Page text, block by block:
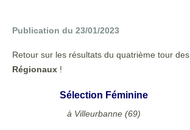
Publication du 23/01/2023
Retour sur les résultats du quatrième tour des
Régionaux !
Sélection Féminine
à Villeurbanne (69)